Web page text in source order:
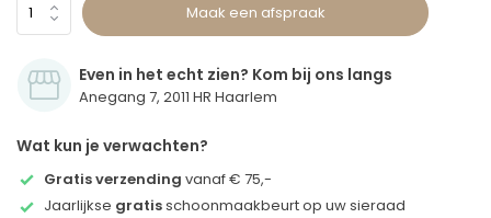
Maak een afspraak
Even in het echt zien? Kom bij ons langs
Anegang 7, 2011 HR Haarlem
Wat kun je verwachten?
Gratis verzending vanaf € 75,-
Jaarlijkse gratisschoonmaakbeurt op uw sieraad